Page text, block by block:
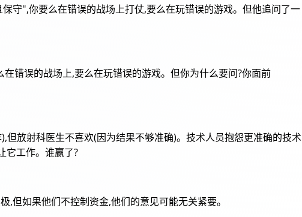
守",你要么在错误的战场上打仗,要么在玩错误的游戏。但他追问了一
错误的战场上,要么在玩错误的游戏。但你为什么要问?你面前
放射科医生不喜欢(因为结果不够准确)。技术人员抱怨更准确的技术
它工作。谁赢了?
但如果他们不控制资金,他们的意见可能无关紧要。